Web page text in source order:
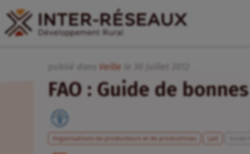
Veille
FAO : Guide de
Organisations de producteurs et de productrices Lait